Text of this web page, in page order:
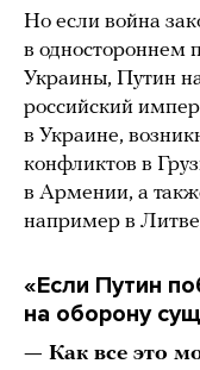
Но если война
в одностороннем
Украины, Путин
российский
в Украине,
конфликтов в
в Армении, а
например в
«Если Путин
на оборону
— Как все это